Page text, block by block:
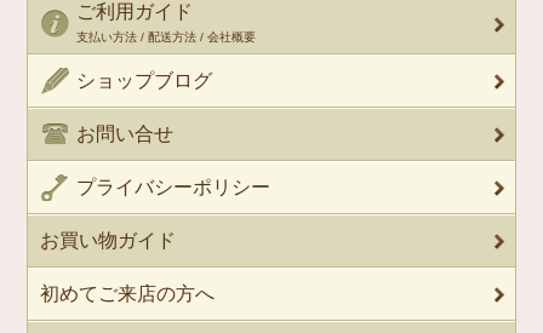
ご利用ガイド
支払い方法 / 配送方法 / 会社概要
ショップブログ
お問い合せ
プライバシーポリシー
お買い物ガイド
初めてご来店の方へ